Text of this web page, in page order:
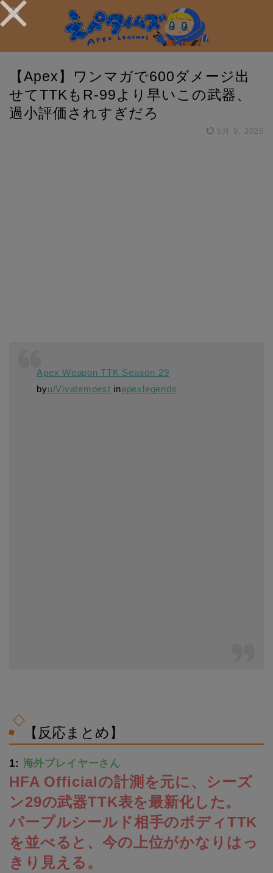
【Apex】ワンマガで600ダメージ出
せてTTKもR-99より早いこの武器、
過小評価されすぎだろ
5月 9, 2026
Apex Weapon TTK Season 29
byu/Vivatempest inapexlegends
【反応まとめ】
1: 海外プレイヤーさん
HFA Officialの計測を元に、シーズ
ン29の武器TTK表を最新化した。
パープルシールド相手のボディTTK
を並べると、今の上位がかなりはっ
きり見える。